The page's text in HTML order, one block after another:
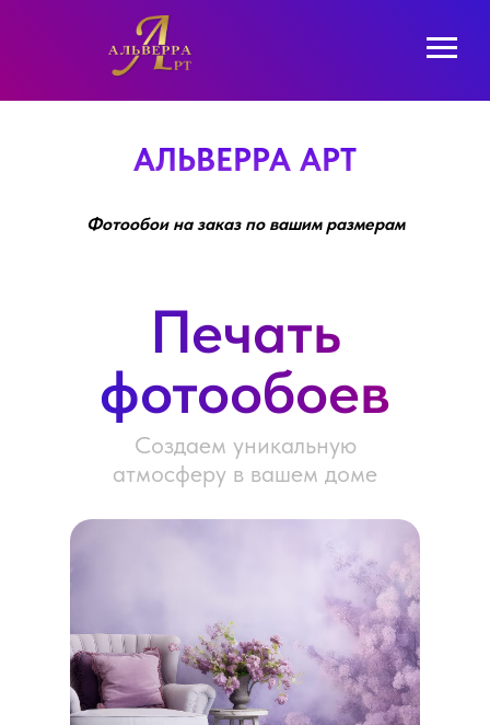
АЛЬВЕРРА АРТ
Фотообои на заказ по вашим размерам
Печать
фотообоев
Создаем уникальную
атмосферу в вашем доме